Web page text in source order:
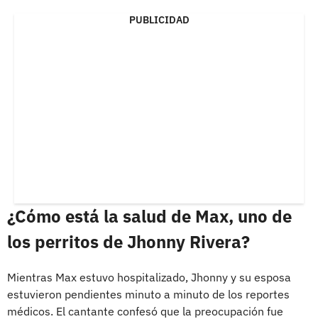
PUBLICIDAD
¿Cómo está la salud de Max, uno de
los perritos de Jhonny Rivera?
Mientras Max estuvo hospitalizado, Jhonny y su esposa
estuvieron pendientes minuto a minuto de los reportes
médicos. El cantante confesó que la preocupación fue